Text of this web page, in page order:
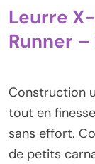
Leurre
Runner –
Construction
tout en
sans effort.
de petits